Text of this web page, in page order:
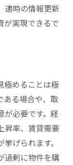
適時の情報更新
が実現できるで
極めることは極
ある場合や、取
が必要です。経
昇率、賃貸需要
げられます。
過剰に物件を購